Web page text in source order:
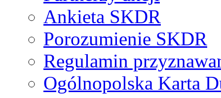
Ankieta SKDR
Porozumienie SKDR
Regulamin
Ogólnopolska Karta